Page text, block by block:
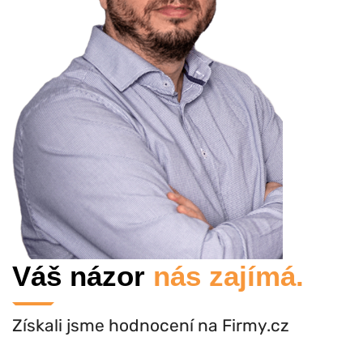
Váš názor nás zajímá.
Získali jsme hodnocení na Firmy.cz